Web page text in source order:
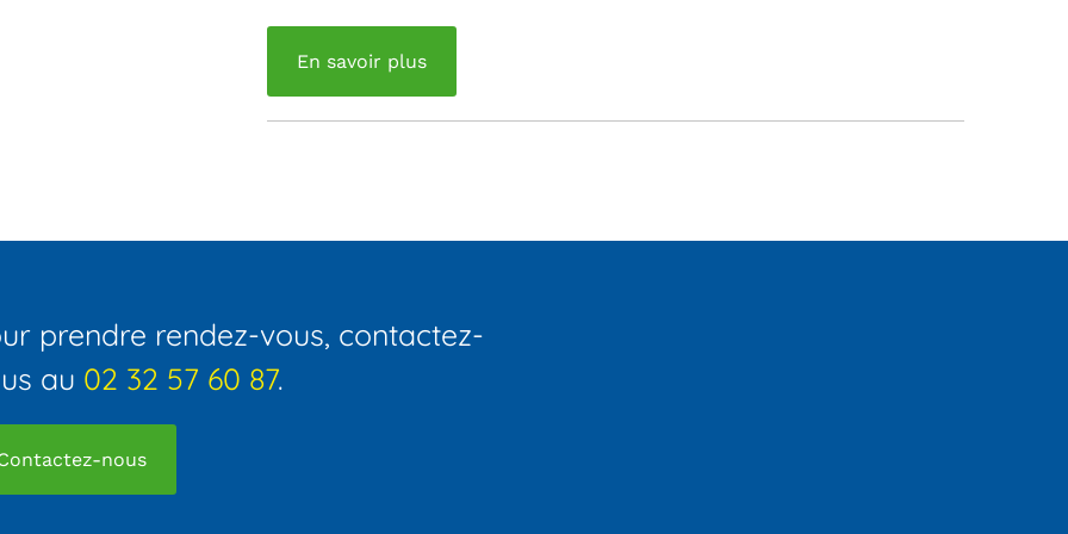
En savoir plus
prendre rendez-vous, contactez-
au 02 32 57 60 87.
nous